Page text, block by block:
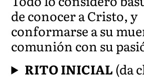
de conocer a Cristo, y
conformarse a su
comunión con su
RITO INICIAL(da